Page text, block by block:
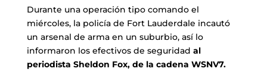
Durante una operación tipo comando el
miércoles, la policía de Fort Lauderdale incautó
un arsenal de arma en un suburbio, así lo
informaron los efectivos de seguridad al
periodista Sheldon Fox, de la cadena WSNV7.